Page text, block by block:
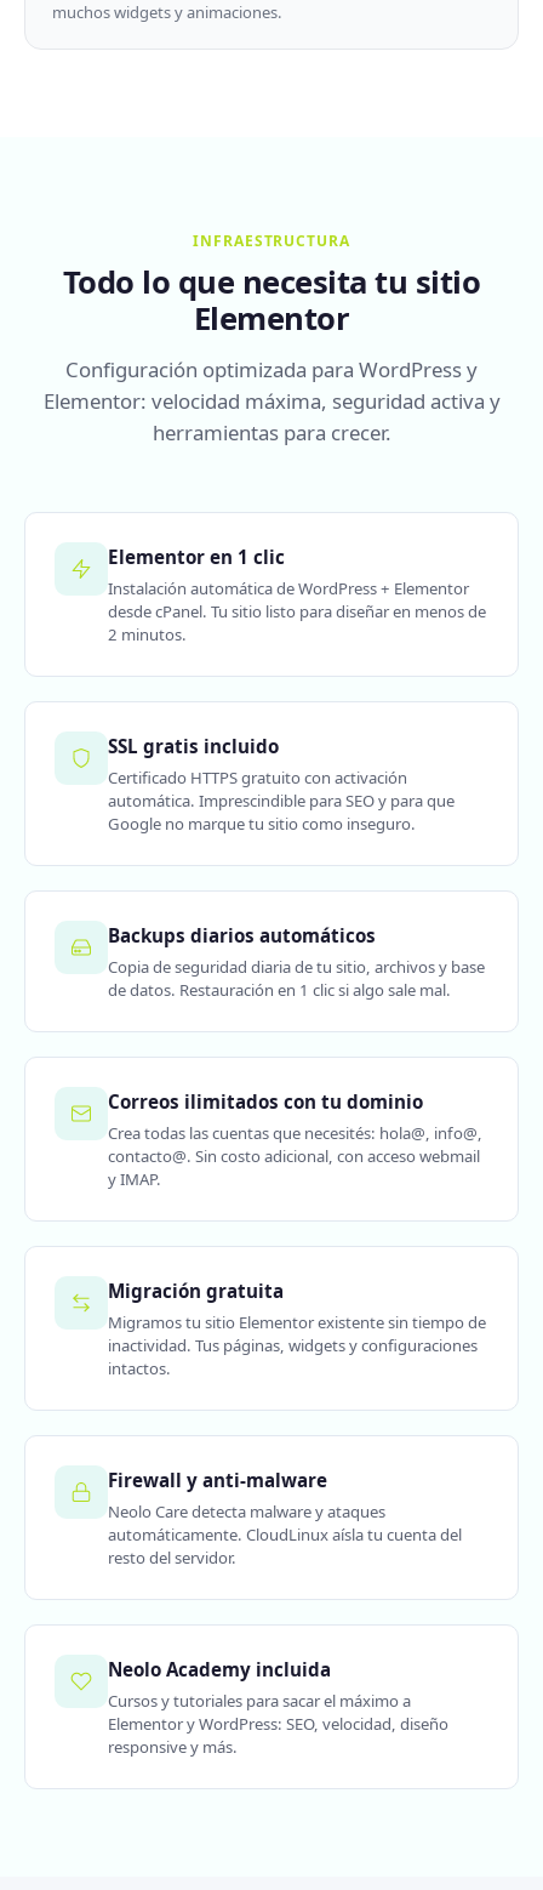
muchos widgets y animaciones.
INFRAESTRUCTURA
Todo lo que necesita tu sitio
Elementor
Configuración optimizada para WordPress y
Elementor: velocidad máxima, seguridad activa y
herramientas para crecer.
Elementor en 1 clic
Instalación automática de WordPress + Elementor
desde cPanel. Tu sitio listo para diseñar en menos de
2 minutos.
SSL gratis incluido
Certificado HTTPS gratuito con activación
automática. Imprescindible para SEO y para que
Google no marque tu sitio como inseguro.
Backups diarios automáticos
Copia de seguridad diaria de tu sitio, archivos y base
de datos. Restauración en 1 clic si algo sale mal.
Correos ilimitados con tu dominio
Crea todas las cuentas que necesités: hola@, info@,
contacto@. Sin costo adicional, con acceso webmail
y IMAP.
Migración gratuita
Migramos tu sitio Elementor existente sin tiempo de
inactividad. Tus páginas, widgets y configuraciones
intactos.
Firewall y anti-malware
Neolo Care detecta malware y ataques
automáticamente. CloudLinux aísla tu cuenta del
resto del servidor.
Neolo Academy incluida
Cursos y tutoriales para sacar el máximo a
Elementor y WordPress: SEO, velocidad, diseño
responsive y más.